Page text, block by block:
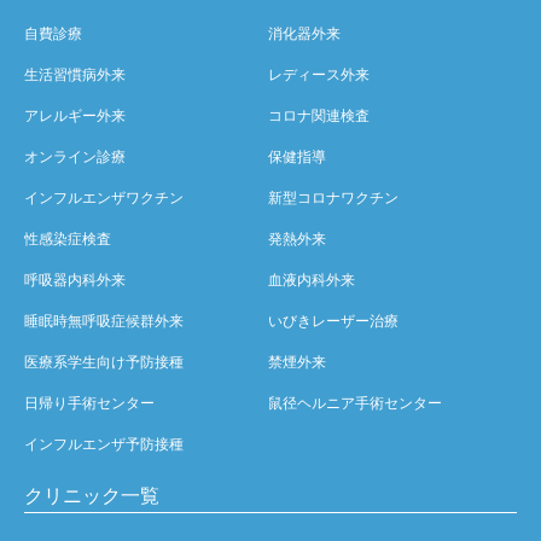
自費診療 消化器外来
生活習慣病外来 レディース外来
アレルギー外来 コロナ関連検査
オンライン診療 保健指導
インフルエンザワクチン 新型コロナワクチン
性感染症検査 発熱外来
呼吸器内科外来 血液内科外来
睡眠時無呼吸症候群外来 いびきレーザー治療
医療系学生向け予防接種 禁煙外来
日帰り手術センター 鼠径ヘルニア手術センター
インフルエンザ予防接種
クリニック一覧